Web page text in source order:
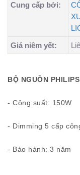
Cung cấp bởi:
Giá niêm yết:
BỘ NGUỒN
- Công suất: 150W
- Dimming 5 cấp
- Bảo hành: 3 năm